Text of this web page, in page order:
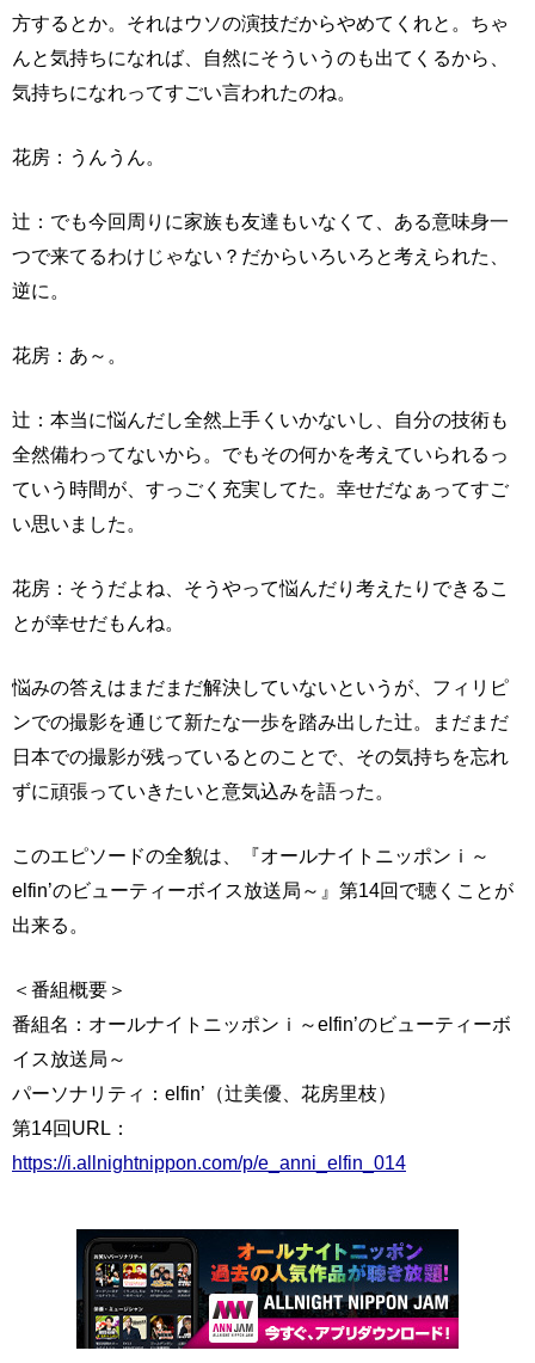
方するとか。それはウソの演技だからやめてくれと。ちゃ
んと気持ちになれば、自然にそういうのも出てくるから、
気持ちになれってすごい言われたのね。
花房：うんうん。
辻：でも今回周りに家族も友達もいなくて、ある意味身一
つで来てるわけじゃない？だからいろいろと考えられた、
逆に。
花房：あ～。
辻：本当に悩んだし全然上手くいかないし、自分の技術も
全然備わってないから。でもその何かを考えていられるっ
ていう時間が、すっごく充実してた。幸せだなぁってすご
い思いました。
花房：そうだよね、そうやって悩んだり考えたりできるこ
とが幸せだもんね。
悩みの答えはまだまだ解決していないというが、フィリピ
ンでの撮影を通じて新たな一歩を踏み出した辻。まだまだ
日本での撮影が残っているとのことで、その気持ちを忘れ
ずに頑張っていきたいと意気込みを語った。
このエピソードの全貌は、『オールナイトニッポンｉ～
elfin’のビューティーボイス放送局～』第14回で聴くことが
出来る。
＜番組概要＞
番組名：オールナイトニッポンｉ～elfin’のビューティーボ
イス放送局～
パーソナリティ：elfin’（辻美優、花房里枝）
第14回URL：
https://i.allnightnippon.com/p/e_anni_elfin_014